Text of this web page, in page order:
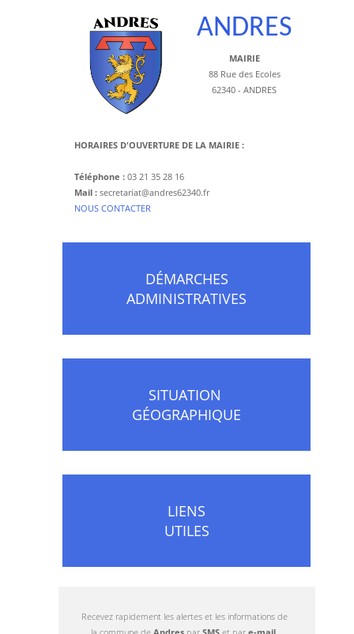
ANDRES
MAIRIE
88 Rue des Ecoles
62340 - ANDRES
HORAIRES D'OUVERTURE DE LA MAIRIE :
Téléphone : 03 21 35 28 16
Mail : secretariat@andres62340.fr
​NOUS CONTACTER
DÉMARCHES
ADMINISTRATIVES
SITUATION
GÉOGRAPHIQUE
LIENS
UTILES
Recevez rapidement les alertes et les informations de